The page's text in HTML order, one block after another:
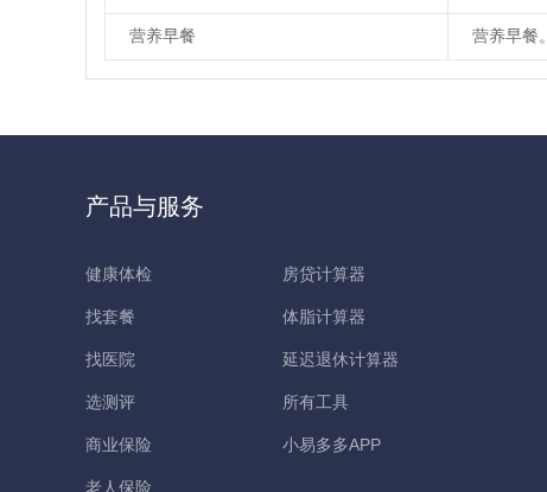
营养早餐 营养早餐。
产品与服务
健康体检
找套餐
找医院
选测评
商业保险
老人保险
房贷计算器
体脂计算器
延迟退休计算器
所有工具
小易多多APP